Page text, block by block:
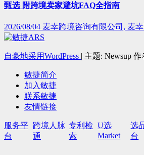
甄选 附跨境卖家避坑FAQ全指南
2026/08/04 麦幸跨境咨询有限公司, 麦
自豪地采用WordPress | 主题: Newsup 作
敏捷简介
加入敏捷
联系敏捷
友情链接
服务平
台
跨境人脉
通
专利检
索
U选
Market
选
台